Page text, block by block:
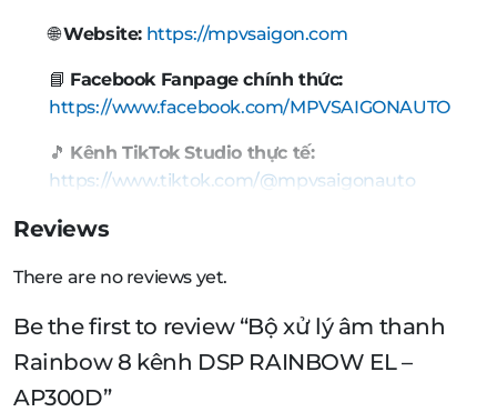
🌐Website: https://mpvsaigon.com
📘 Facebook Fanpage chính thức:
https://www.facebook.com/MPVSAIGONAUTO
🎵 Kênh TikTok Studio thực tế:
https://www.tiktok.com/@mpvsaigonauto
Reviews
There are no reviews yet.
Be the first to review “Bộ xử lý âm thanh
Rainbow 8 kênh DSP RAINBOW EL –
AP300D”